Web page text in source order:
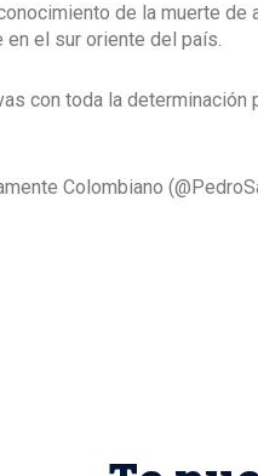
de la muerte
en el sur oriente del país.
con toda la determinación
Colombiano